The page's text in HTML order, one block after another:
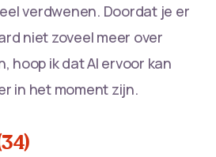
verdwenen. Doordat je er
niet zoveel meer over
hoop ik dat AI ervoor kan
in het moment zijn.